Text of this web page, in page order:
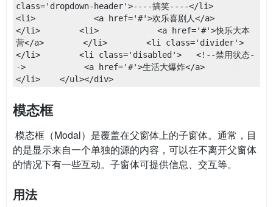
class='dropdown-header'>----搞笑----</li>
<li>            <a href='#'>欢乐喜剧人</a>
</li>        <li>            <a href='#'>快乐大本
营</a>        </li>        <li class='divider'>
</li>        <li class='disabled'>   <!--禁用状态-
->            <a href='#'>生活大爆炸</a>
</li>    </ul></div>
模态框
​ 模态框（Modal）是覆盖在父窗体上的子窗体。通常，目
的是显示来自一个单独的源的内容，可以在不离开父窗体
的情况下有一些互动。子窗体可提供信息、交互等。
用法